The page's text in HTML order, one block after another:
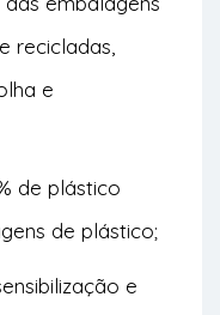
recicladas,
e
de plástico
de plástico;
e